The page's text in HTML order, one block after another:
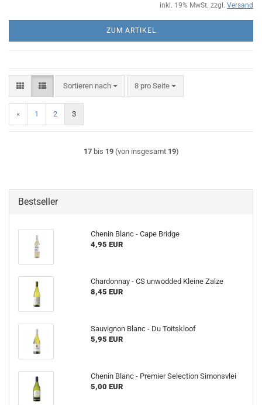
inkl. 19% MwSt. zzgl. Versand
ZUM ARTIKEL
Sortieren nach
Sortieren nach 8 pro Seite
pro Seite
« 1 2 3
17bis 19(von insgesamt 19)
Bestseller
Chenin Blanc - Cape Bridge
4,95 EUR
Chardonnay - CS unwodded Kleine Zalze
8,45 EUR
Sauvignon Blanc - Du Toitskloof
5,95 EUR
Chenin Blanc - Premier Selection Simonsvlei
5,00 EUR